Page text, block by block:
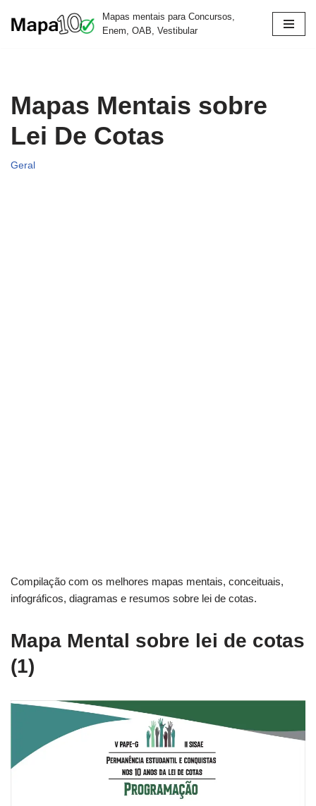
Mapas mentais para Concursos,
Enem, OAB, Vestibular
Mapas Mentais sobre
Lei De Cotas
Geral
Compilação com os melhores mapas mentais, conceituais,
infográficos, diagramas e resumos sobre lei de cotas.
Mapa Mental sobre lei de cotas
(1)